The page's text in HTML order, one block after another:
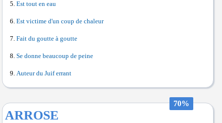
Est tout en eau
Est victime d'un coup de chaleur
Fait du goutte à goutte
Se donne beaucoup de peine
Auteur du Juif errant
70%
ARROSE